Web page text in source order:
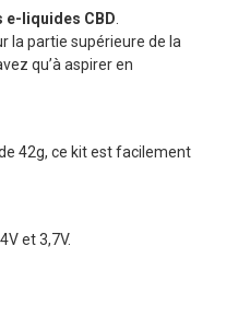
e-liquides CBD
la partie supérieure de la
qu’à aspirer en
42g, ce kit est facilement
et 3,7V.